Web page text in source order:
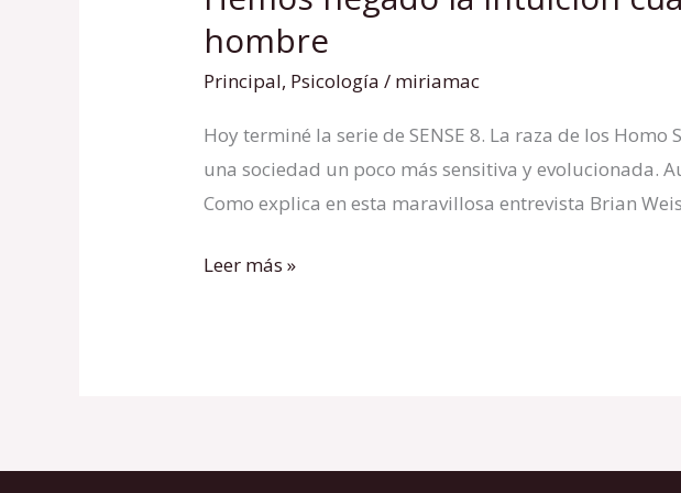
hombre
Principal, Psicología / miriamac
Hoy terminé la serie de SENSE 8. La raza de los
una sociedad un poco más sensitiva y evolucionada.
Como explica en esta maravillosa entrevista Brian
negado
la
intuición
cuando
era
el
predominante
Leer más »